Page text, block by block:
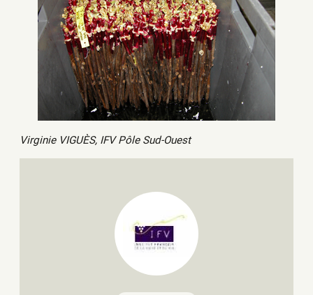
Virginie VIGUÈS, IFV Pôle Sud-Ouest